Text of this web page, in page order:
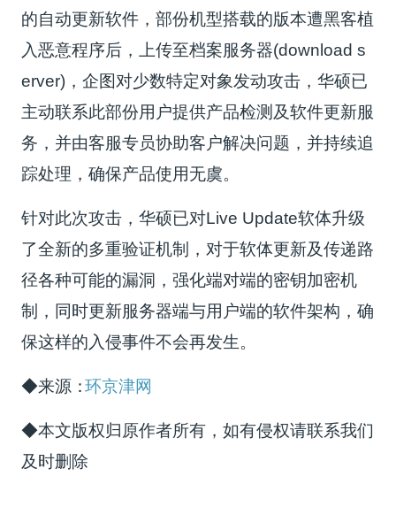
的自动更新软件，部份机型搭载的版本遭黑客植
入恶意程序后，上传至档案服务器(download s
erver)，企图对少数特定对象发动攻击，华硕已
主动联系此部份用户提供产品检测及软件更新服
务，并由客服专员协助客户解决问题，并持续追
踪处理，确保产品使用无虞。
针对此次攻击，华硕已对Live Update软体升级
了全新的多重验证机制，对于软体更新及传递路
径各种可能的漏洞，强化端对端的密钥加密机
制，同时更新服务器端与用户端的软件架构，确
保这样的入侵事件不会再发生。
◆来源：环京津网
◆本文版权归原作者所有，如有侵权请联系我们
及时删除